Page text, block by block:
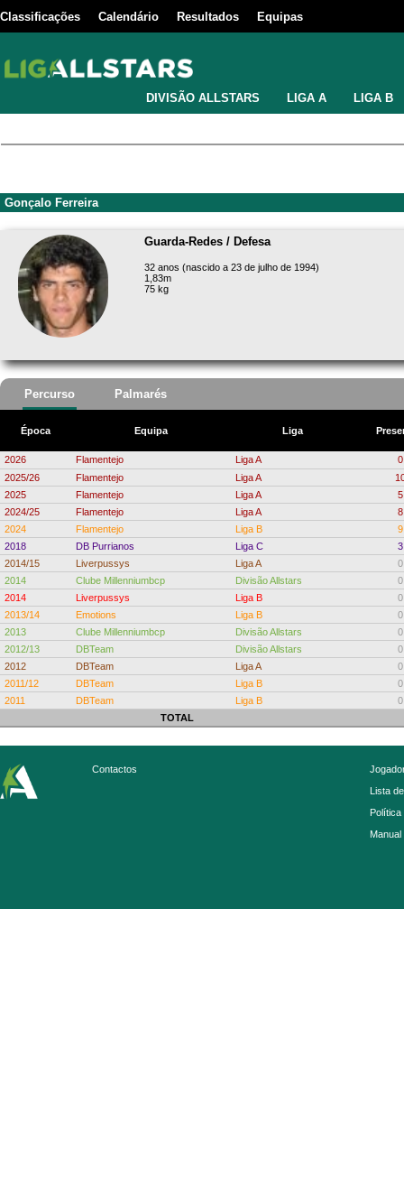
Classificações Calendário Resultados Equipas
DIVISÃO ALLSTARS LIGA A LIGA B
Gonçalo Ferreira
Guarda-Redes / Defesa
32 anos (nascido a 23 de julho de 1994)
1,83m
75 kg
Percurso Palmarés
Época Equipa Liga
2026 Flamentejo Liga A
0
2025/26
Flamentejo Liga A
2025
Flamentejo Liga A
5
2024/25
Flamentejo Liga A
8
2024
Flamentejo Liga B
9
2018
DB Purrianos Liga C
3
2014/15
Liverpussys Liga A
0
2014
Clube Millenniumbcp Divisão Allstars
0
2014
Liverpussys Liga B
0
2013/14
Emotions Liga B
0
2013
Clube Millenniumbcp Divisão Allstars
0
2012/13
DBTeam Divisão Allstars
0
2012
DBTeam Liga A
0
2011/12
DBTeam Liga B
0
2011
DBTeam Liga B
0
TOTAL
Contactos
Lista